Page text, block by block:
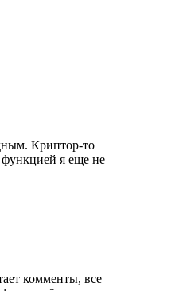
Криптор-то
функцией я еще не
комменты, все